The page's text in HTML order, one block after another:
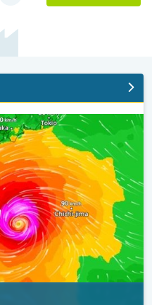
Glissements de terrain.